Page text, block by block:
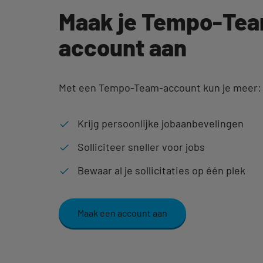
Maak je Tempo-
account aan
Met een Tempo-Team-account kun je meer:
Krijg persoonlijke jobaanbevelingen
Solliciteer sneller voor jobs
Bewaar al je sollicitaties op één plek
Maak een account aan